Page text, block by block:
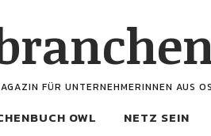
FÜR UNTERNEHMERINNEN AUS
OWL NETZ SEIN